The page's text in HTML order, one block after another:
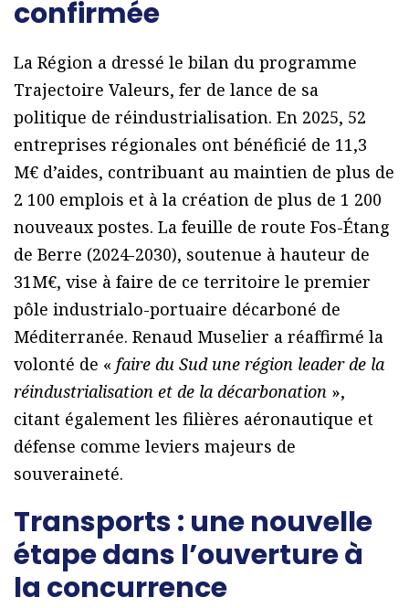
confirmée
La Région a dressé le bilan du programme
Trajectoire Valeurs, fer de lance de sa
politique de réindustrialisation. En 2025, 52
entreprises régionales ont bénéficié de 11,3
M€ d’aides, contribuant au maintien de plus de
2 100 emplois et à la création de plus de 1 200
nouveaux postes. La feuille de route Fos-Étang
de Berre (2024-2030), soutenue à hauteur de
31M€, vise à faire de ce territoire le premier
pôle industrialo-portuaire décarboné de
Méditerranée. Renaud Muselier a réaffirmé la
volonté de « faire du Sud une région leader de la
réindustrialisation et de la décarbonation »,
citant également les filières aéronautique et
défense comme leviers majeurs de
souveraineté.
Transports : une nouvelle
étape dans l’ouverture à
la concurrence